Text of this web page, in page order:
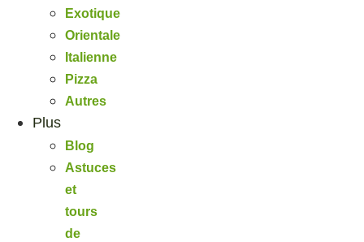
Exotique
Orientale
Italienne
Pizza
Autres
Plus
Blog
Astuces
et
tours
de